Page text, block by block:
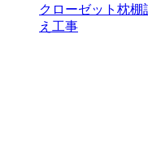
クローゼット枕
え工事